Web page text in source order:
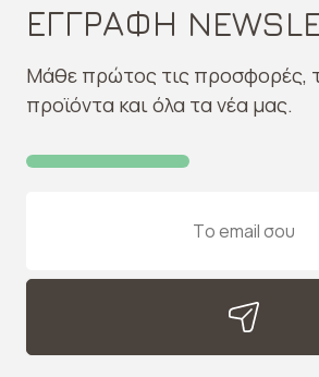
ΕΓΓΡΑΦΗ
Μάθε πρώτος τις προσφορές,
προϊόντα και όλα τα νέα μας.